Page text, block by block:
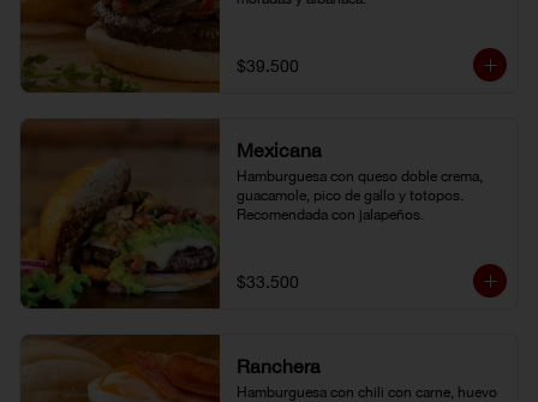
$39.500
Mexicana
Hamburguesa con queso doble crema,
guacamole, pico de gallo y totopos.
Recomendada con jalapeños.
$33.500
Ranchera
Hamburguesa con chili con carne, huevo